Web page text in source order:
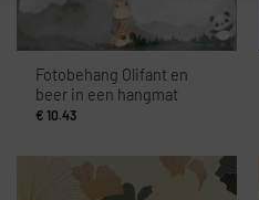
Fotobehang Olifant en
beer in een hangmat
€ 10.43